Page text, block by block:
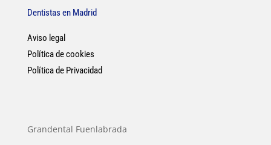
Dentistas en Madrid
Aviso legal
Política de cookies
Política de Privacidad
Grandental Fuenlabrada